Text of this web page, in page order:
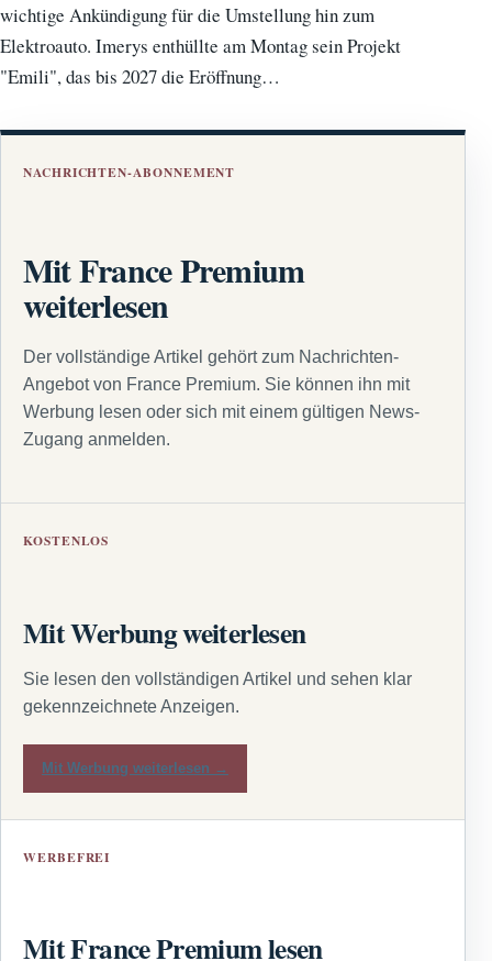
wichtige Ankündigung für die Umstellung hin zum
Elektroauto. Imerys enthüllte am Montag sein Projekt
"Emili", das bis 2027 die Eröffnung…
NACHRICHTEN-ABONNEMENT
Mit France Premium
weiterlesen
Der vollständige Artikel gehört zum Nachrichten-
Angebot von France Premium. Sie können ihn mit
Werbung lesen oder sich mit einem gültigen News-
Zugang anmelden.
KOSTENLOS
Mit Werbung weiterlesen
Sie lesen den vollständigen Artikel und sehen klar
gekennzeichnete Anzeigen.
Mit Werbung weiterlesen →
WERBEFREI
Mit France Premium lesen